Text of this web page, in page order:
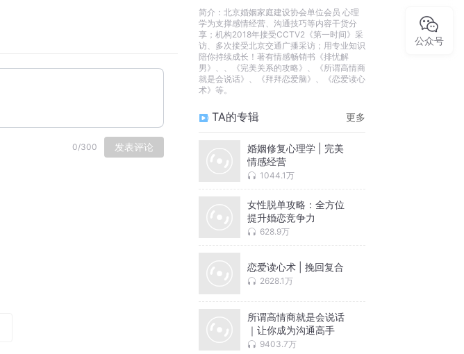
0/300 发表评论
简介： 北京婚姻家庭建设协会单位会员 心理
学为支撑感情经营、沟通技巧等内容干货分
享；机构2018年接受CCTV2《第一时间》采
访、多次接受北京交通广播采访；用专业知识
陪你持续成长！著有情感畅销书《排忧解
男》、、《完美关系的攻略》、《所谓高情商
就是会说话》、《拜拜恋爱脑》、《恋爱读心
术》等。
TA的专辑 更多
婚姻修复心理学 | 完美
情感经营
1044.1万
女性脱单攻略：全方位
提升婚恋竞争力
628.9万
恋爱读心术 | 挽回复合
2628.1万
所谓高情商就是会说话
｜让你成为沟通高手
9403.7万
公众号